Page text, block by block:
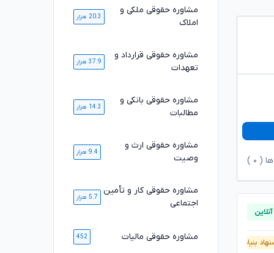
( ۰
بنیاد وکلا پیشنهاد بنیاد وکلا
مشاوره حقوقی ملکی و
املاک
20.3 هزار
مشاوره حقوقی قرارداد و
تعهدات
37.9 هزار
مشاوره حقوقی بانکی و
مطالبات
14.3 هزار
مشاوره حقوقی ارث و
وصیت
9.4 هزار
مشاوره حقوقی کار و تأمین
اجتماعی
5.7 هزار
مشاوره حقوقی مالیات 452